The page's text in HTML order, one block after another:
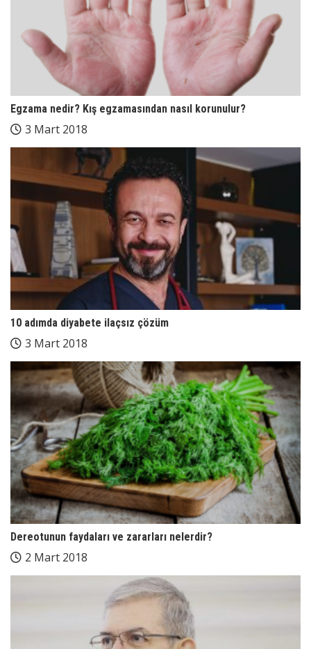
Egzama nedir? Kış egzamasından nasıl korunulur?
3 Mart 2018
10 adımda diyabete ilaçsız çözüm
3 Mart 2018
Dereotunun faydaları ve zararları nelerdir?
2 Mart 2018